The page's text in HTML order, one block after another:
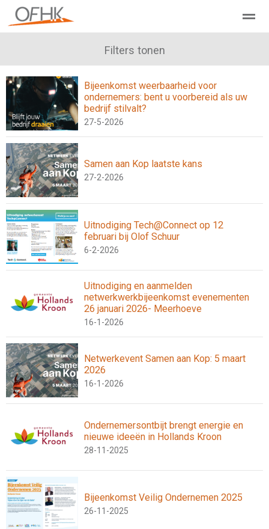
Ondernemers Federatie Hollands Kroon
Home Zoeken Nieuws Agenda
Filters tonen
Bijeenkomst weerbaarheid voor
ondernemers: bent u voorbereid als uw
bedrijf stilvalt?
27-5-2026
Samen aan Kop laatste kans
27-2-2026
Uitnodiging Tech@Connect op 12
februari bij Olof Schuur
6-2-2026
Uitnodiging en aanmelden
netwerkwerkbijeenkomst evenementen
26 januari 2026- Meerhoeve
16-1-2026
Netwerkevent Samen aan Kop: 5 maart
2026
16-1-2026
Ondernemersontbijt brengt energie en
nieuwe ideeën in Hollands Kroon
28-11-2025
Bijeenkomst Veilig Ondernemen 2025
26-11-2025